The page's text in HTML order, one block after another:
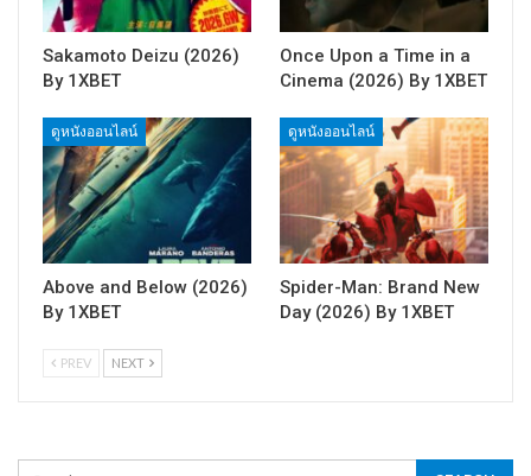
Sakamoto Deizu (2026)
By 1XBET
Once Upon a Time in a
Cinema (2026) By 1XBET
ดูหนังออนไลน์
Above and Below (2026)
By 1XBET
ดูหนังออนไลน์
Spider-Man: Brand New
Day (2026) By 1XBET
PREV NEXT